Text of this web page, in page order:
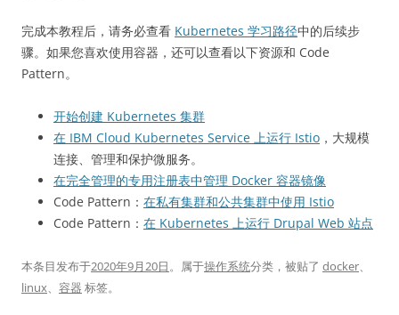
完成本教程后，请务必查看 Kubernetes 学习路径中的后续步
骤。如果您喜欢使用容器，还可以查看以下资源和 Code
Pattern。
开始创建 Kubernetes 集群
在 IBM Cloud Kubernetes Service 上运行 Istio ，大规模
连接、管理和保护微服务。
在完全管理的专用注册表中管理 Docker 容器镜像
Code Pattern： 在私有集群和公共集群中使用 Istio
Code Pattern： 在 Kubernetes 上运行 Drupal Web 站点
本条目发布于2020年9月20日。属于操作系统分类，被贴了 docker、
linux、 容器 标签。